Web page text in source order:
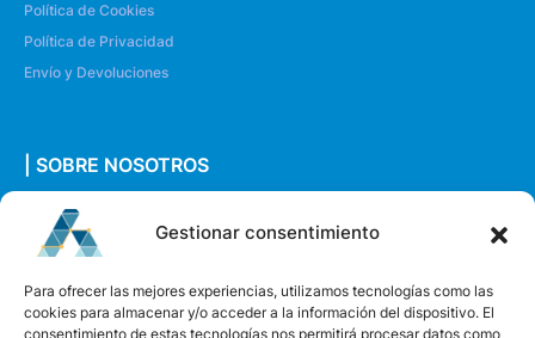
Gestionar consentimiento
Para ofrecer las mejores experiencias, utilizamos tecnologías como las
cookies para almacenar y/o acceder a la información del dispositivo. El
consentimiento de estas tecnologías nos permitirá procesar datos como
Política de Cookies
Política de Privacidad
Envío y Devoluciones
| SOBRE NOSOTROS
Quiénes somos
Envíanos un mensaje